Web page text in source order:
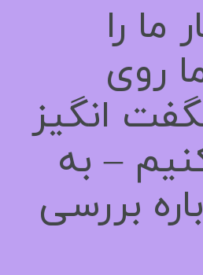
ما را
روی
انگیز
– به
بررسی